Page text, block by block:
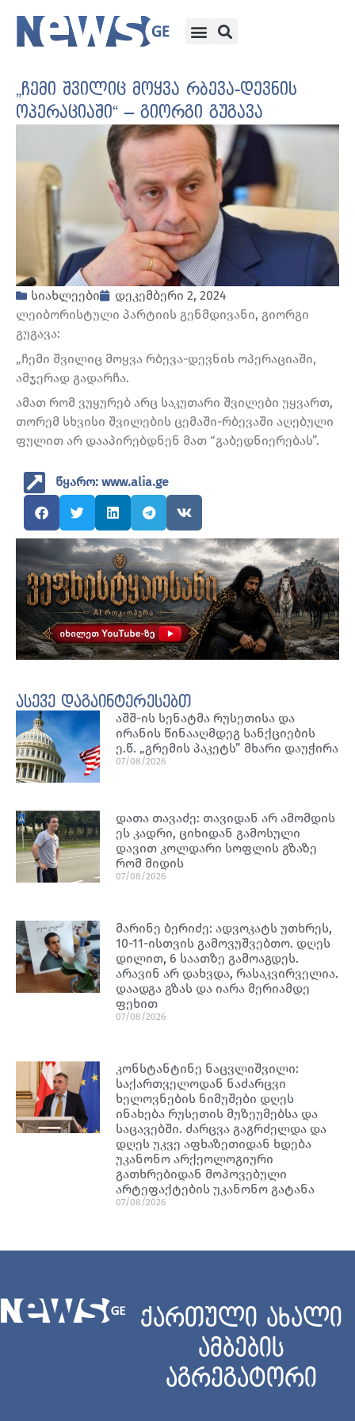
„ჩემი შვილიც მოყვა რბევა-დევნის
ოპერაციაში“ – გიორგი გუგავა
სიახლეები
დეკემბერი 2, 2024
ლეიბორისტული პარტიის გენმდივანი, გიორგი
გუგავა:
„ჩემი შვილიც მოყვა რბევა-დევნის ოპერაციაში,
ამჯერად გადარჩა.
ამათ რომ ვუყურებ არც საკუთარი შვილები უყვართ,
თორემ სხვისი შვილების ცემაში-რბევაში აღებული
ფულით არ დააპირებდნენ მათ “გაბედნიერებას”.
წყარო: www.alia.ge
ასევე დაგაინტერესებთ
აშშ-ის სენატმა რუსეთისა და
ირანის წინააღმდეგ სანქციების
ე.წ. „გრემის პაკეტს” მხარი დაუჭირა
07/08/2026
დათა თავაძე: თავიდან არ ამომდის
ეს კადრი, ციხიდან გამოსული
დავით კოლდარი სოფლის გზაზე
რომ მიდის
07/08/2026
მარინე ბერიძე: ადვოკატს უთხრეს,
10-11-ისთვის გამოვუშვებთო. დღეს
დილით, 6 საათზე გამოაგდეს.
არავინ არ დახვდა, რასაკვირველია.
დაადგა გზას და იარა მერიამდე
ფეხით
07/08/2026
კონსტანტინე ნაცვლიშვილი:
საქართველოდან ნაძარცვი
ხელოვნების ნიმუშები დღეს
ინახება რუსეთის მუზეუმებსა და
საცავებში. ძარცვა გაგრძელდა და
დღეს უკვე აფხაზეთიდან ხდება
უკანონო არქეოლოგიური
გათხრებიდან მოპოვებული
არტეფაქტების უკანონო გატანა
07/08/2026
ქართული ახალი
ამბების
აგრეგატორი